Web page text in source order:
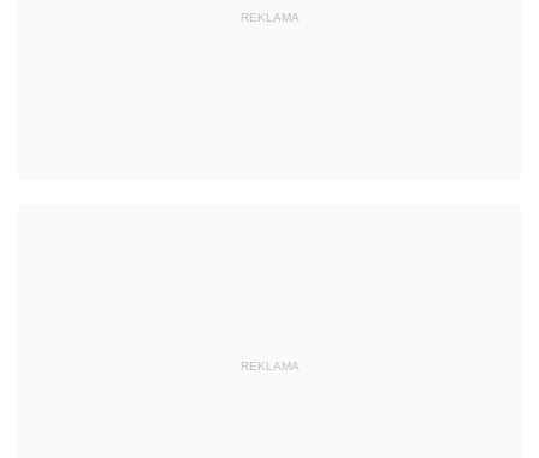
REKLAMA
REKLAMA